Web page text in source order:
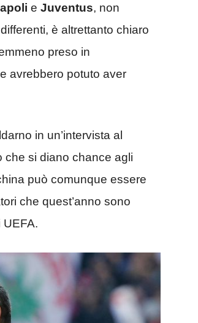
e Juventus, non
è altrettanto chiaro
preso in
avrebbero potuto aver
in un’intervista al
che si diano chance agli
può comunque essere
che quest’anno sono
UEFA.